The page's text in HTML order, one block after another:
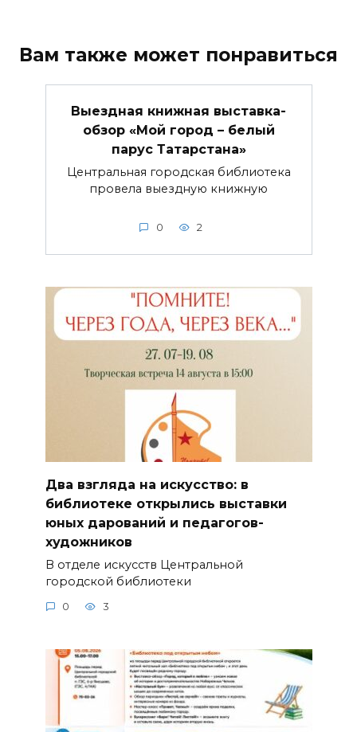
Вам также может понравиться
Выездная книжная выставка-
обзор «Мой город – белый
парус Татарстана»
Центральная городская библиотека
провела выездную книжную
0 2
Два взгляда на искусство: в
библиотеке открылись выставки
юных дарований и педагогов-
художников
В отделе искусств Центральной
городской библиотеки
0 3